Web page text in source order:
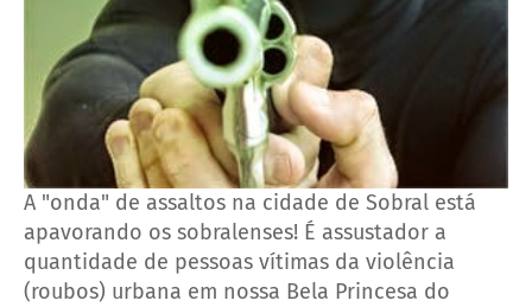
A "onda" de assaltos na cidade de Sobral está
apavorando os sobralenses! É assustador a
quantidade de pessoas vítimas da violência
(roubos) urbana em nossa Bela Princesa do